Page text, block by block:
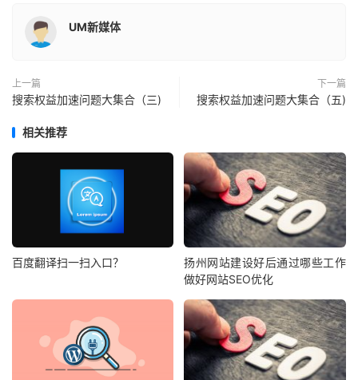
UM新媒体
上一篇
搜索权益加速问题大集合（三)
下一篇
搜索权益加速问题大集合（五)
相关推荐
百度翻译扫一扫入口？
扬州网站建设好后通过哪些工作
做好网站SEO优化